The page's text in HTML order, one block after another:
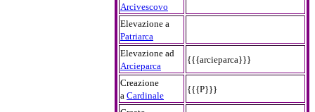
Arcivescovo
Elevazione a
Patriarca
Elevazione ad
Arcieparca
{{{arcieparca}}}
Creazione
a Cardinale
{{{P}}}